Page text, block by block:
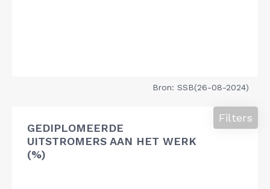
Bron: SSB(26-08-2024)
GEDIPLOMEERDE
UITSTROMERS AAN HET WERK
(%)
Filters